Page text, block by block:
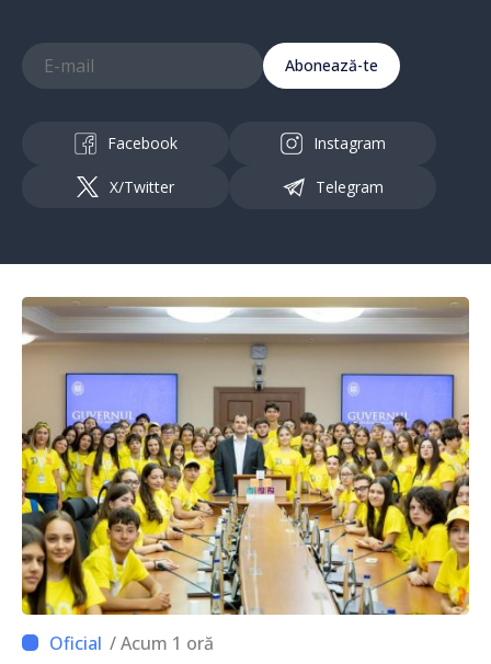
Abonează-te
Facebook Instagram
X/Twitter Telegram
/ Acum 1 oră